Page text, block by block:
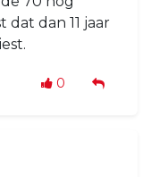
dan 11 jaar
0